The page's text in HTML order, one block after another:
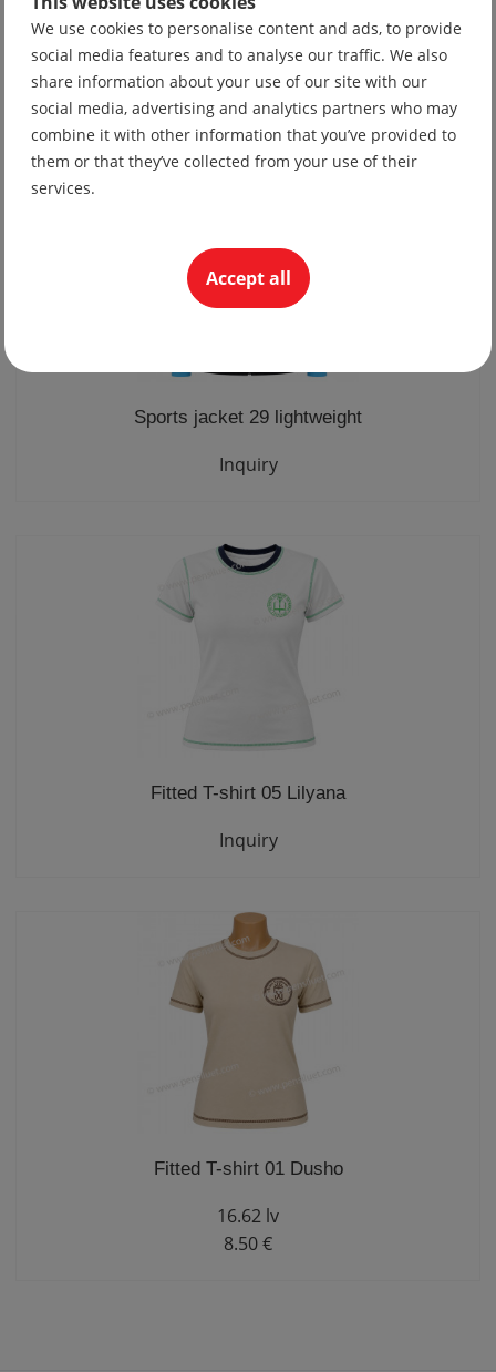
Tie 10
19.56 lv
10.00 €
Sports jacket 29 lightweight
Inquiry
Fitted T-shirt 05 Lilyana
Inquiry
Fitted T-shirt 01 Dusho
16.62 lv
8.50 €
We use cookies to personalise content and ads, to provide
social media features and to analyse our traffic. We also
share information about your use of our site with our
social media, advertising and analytics partners who may
combine it with other information that you’ve provided to
them or that they’ve collected from your use of their
services.
Accept all